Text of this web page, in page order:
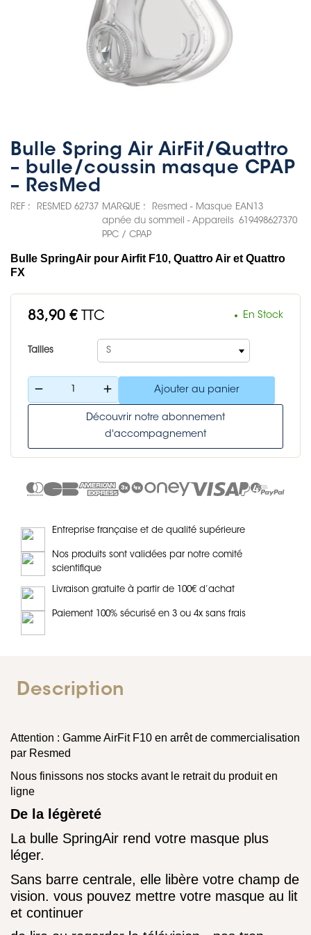
Bulle Spring Air AirFit/Quattro
– bulle/coussin masque CPAP
– ResMed
REF : RESMED 62737 MARQUE :
Resmed - Masque
apnée du sommeil - Appareils
PPC / CPAP
EAN13
619498627370
Bulle SpringAir pour Airfit F10, Quattro Air et Quattro
FX
83,90 € TTC En Stock
Tailles
remove add Ajouter au panier
Découvrir notre abonnement
d'accompagnement
Entreprise française et de qualité supérieure
Nos produits sont validées par notre comité
scientifique
Livraison gratuite à partir de 100€ d’achat
Paiement 100% sécurisé en 3 ou 4x sans frais
Description
Attention : Gamme AirFit F10 en arrêt de commercialisation
par Resmed
Nous finissons nos stocks avant le retrait du produit en
ligne
De la légèreté
La bulle SpringAir rend votre masque plus
léger.
Sans barre centrale, elle libère votre champ de
vision. vous pouvez mettre votre masque au lit
et continuer